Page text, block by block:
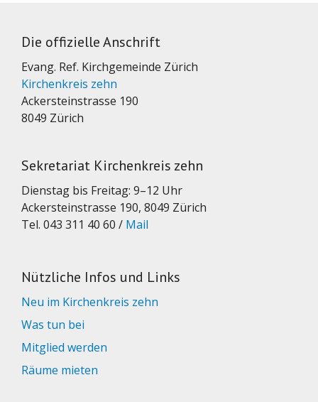
Die offizielle Anschrift
Evang. Ref. Kirchgemeinde Zürich
Kirchenkreis zehn
Ackersteinstrasse 190
8049 Zürich
Sekretariat Kirchenkreis zehn
Dienstag bis Freitag: 9–12 Uhr
Ackersteinstrasse 190, 8049 Zürich
Tel. 043 311 40 60 / Mail
Nützliche Infos und Links
Neu im Kirchenkreis zehn
Was tun bei
Mitglied werden
Räume mieten